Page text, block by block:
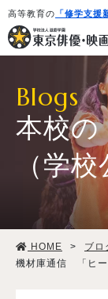
高等教育の 「修学支援
学校紹介・教
専攻・コース
Blogs
本校の
（学
HOME > ブロ
機材庫通信 「ヒー